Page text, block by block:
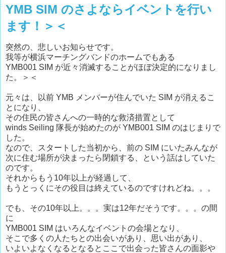
YMB SIM のさよならイベントを行い
ます！＞＜
突然の、悲しいお知らせです。
我等が横浜マーチングバンドのホームでもある
YMB001 SIM が近々消滅することがほぼ決定的になりまし
た。＞＜
元々は、以前 YMB メンバーが住んでいた SIM が消えるこ
とになり、
その住民の皆さんへの一時的な救済措置として
winds Seiling 隊長が始めたのが YMB001 SIM のはじまりで
した。
なので、スタートした当初から、前の SIM にいたみんなが
次に住む場所が決まったら閉鎖する、という話はしていた
のです。
それからもう10年以上が経過して、
もうとっくにその役目は終えているのですけれどね。。。
でも、その10年以上。。。実は12年だそうです。。。の間
に
YMB001 SIM はいろんなイベントの会場となり、
そこで多くの人たちとの出会いがあり、思い出があり、
いよいよなくなるとなるとここで出会った皆さんの面影や